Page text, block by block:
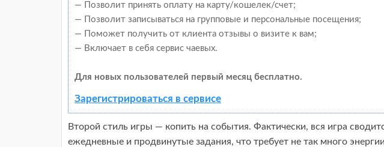
— Позволит принять оплату на карту/кошелек/счет;
— Позволит записываться на групповые и персональные посещения;
— Поможет получить от клиента отзывы о визите к вам;
— Включает в себя сервис чаевых.
Для новых пользователей первый месяц бесплатно.
Зарегистрироваться в сервисе
Второй стиль игры — копить на события. Фактически, вся игра
ежедневные и продвинутые задания, что требует не так много